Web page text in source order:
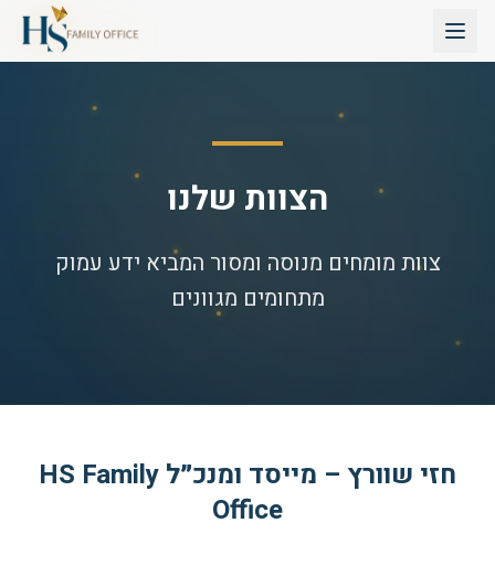
הצוות שלנו
צוות מומחים מנוסה ומסור המביא ידע עמוק
מתחומים מגוונים
חזי שוורץ – מייסד ומנכ״ל HS Family
Office